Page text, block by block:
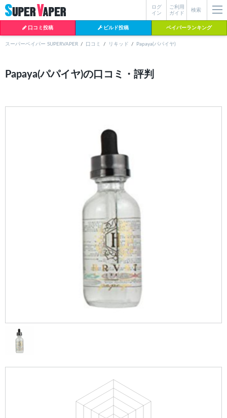
検索
ご利用
ガイド
ログ
イン
口コミ投稿 ビルド投稿 ベイパーランキング
よく検索されているワード
クラプトン
MENTHOL(タバコメンソール)
スーパーベイパー SUPERVAPER 口コミ リキッド Papaya(パパイヤ)
Papaya(パパイヤ)の口コミ・評判
見つからない場合データベースに該当の商品がまだ登録されていない可能